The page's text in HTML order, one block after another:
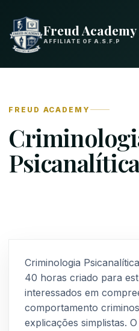
Freud Academy
AFFILIATE OF A.S.F.P
FREUD ACADEMY
Psicanalítica
Criminologia
40 horas criado para
interessados em
comportamento
explicações simplistas.